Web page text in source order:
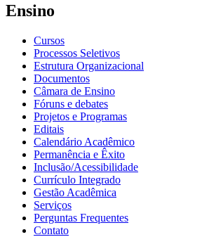
Ensino
Cursos
Processos Seletivos
Estrutura Organizacional
Documentos
Câmara de Ensino
Fóruns e debates
Projetos e Programas
Editais
Calendário Acadêmico
Permanência e Êxito
Inclusão/Acessibilidade
Currículo Integrado
Gestão Acadêmica
Serviços
Perguntas Frequentes
Contato